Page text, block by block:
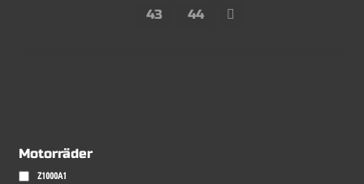
43
44
Motorräder
Z1000A1